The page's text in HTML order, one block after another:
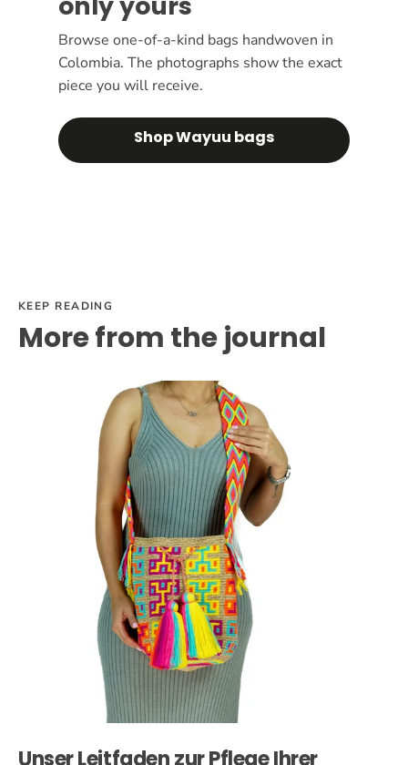
Browse one-of-a-kind bags handwoven in
Colombia. The photographs show the exact
piece you will receive.
Shop Wayuu bags
KEEP READING
More from the journal
Unser Leitfaden zur Pflege Ihrer